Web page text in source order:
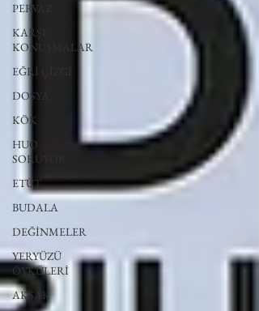
PERVAZ
KARŞI-
KONUŞMALAR
EĞRİ ÇİZGİ
DOSYA
KÖK
HUO
SORUYOR
ETÜT
BUDALA
DEĞİNMELER
YERYÜZÜ
ÖYKÜLERİ
AKSAK